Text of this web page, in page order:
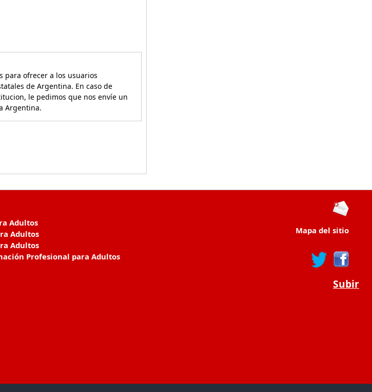
para ofrecer a los usuarios
de Argentina. En caso de
le pedimos que nos envíe un
Argentina.
Adultos
Adultos
Adultos
Profesional para Adultos
Mapa del sitio
Subir